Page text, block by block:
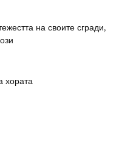
на своите сгради,
хората